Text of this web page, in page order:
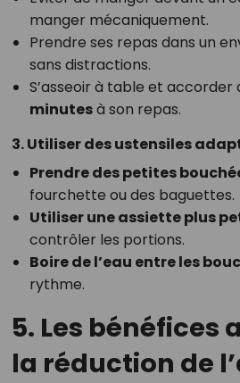
manger mécaniquement.
Prendre ses repas dans un
sans distractions.
S’asseoir à table et accorder
minutesà son repas.
3. Utiliser des ustensiles
Prendre des petites
fourchette ou des baguettes.
Utiliser une assiette plus
contrôler les portions.
Boire de l’eau entre les
rythme.
5. Les bénéfices
la réduction de